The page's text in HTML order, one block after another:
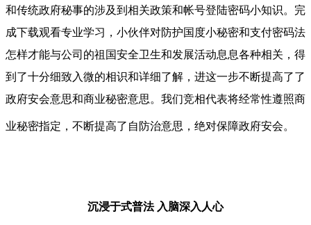
和传统政府秘事的涉及到相关政策和帐号登陆密码小知识。完
成下载观看专业学习，小伙伴对防护国度小秘密和支付密码法
怎样才能与公司的祖国安全卫生和发展活动息息各种相关，得
到了十分细致入微的相识和详细了解，进这一步不断提高了了
政府安会意思和商业秘密意思。我们竞相代表将经常性遵照商
业秘密指定，不断提高了自防治意思，绝对保障政府安会。
沉浸于式普法 入脑深入人心